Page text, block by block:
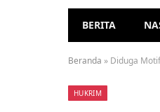
BERITA
Beranda » Diduga
HUKRIM